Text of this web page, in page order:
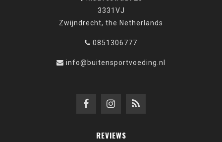
3331VJ
Zwijndrecht, the Netherlands
0851306777
info@buitensportvoeding.nl
REVIEWS